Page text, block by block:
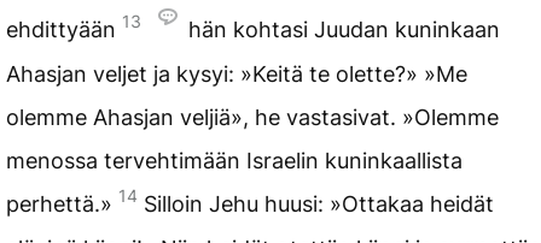
ehdittyään 13
hän kohtasi Juudan kuninkaan
Ahasjan veljet ja kysyi: »Keitä te olette?» »Me
olemme Ahasjan veljiä», he vastasivat. »Olemme
menossa tervehtimään Israelin kuninkaallista
perhettä.» 14 Silloin Jehu huusi: »Ottakaa heidät